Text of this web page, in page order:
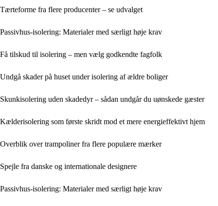
Tærteforme fra flere producenter – se udvalget
Passivhus-isolering: Materialer med særligt høje krav
Få tilskud til isolering – men vælg godkendte fagfolk
Undgå skader på huset under isolering af ældre boliger
Skunkisolering uden skadedyr – sådan undgår du uønskede gæster
Kælderisolering som første skridt mod et mere energieffektivt hjem
Overblik over trampoliner fra flere populære mærker
Spejle fra danske og internationale designere
Passivhus-isolering: Materialer med særligt høje krav